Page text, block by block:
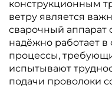
конструкционным
ветру является
сварочный
надёжно работает в
процессы,
испытывают
подачи проволоки